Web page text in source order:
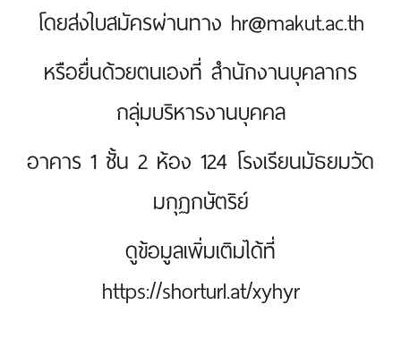
โดยส่งใบสมัครผ่านทาง hr@makut.ac.th
หรือยื่นด้วยตนเองที่ สำนักงานบุคลากร
กลุ่มบริหารงานบุคคล
อาคาร 1 ชั้น 2 ห้อง 124 โรงเรียนมัธยมวัด
มกุฏกษัตริย์
ดูข้อมูลเพิ่มเติมได้ที่
https://shorturl.at/xyhyr